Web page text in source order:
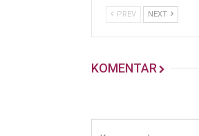
PREV NEXT
KOMENTAR